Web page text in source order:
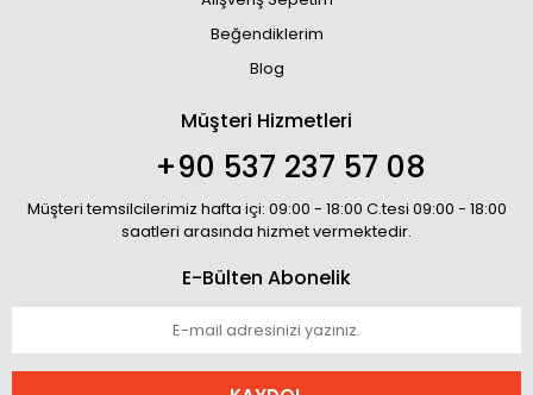
Beğendiklerim
Blog
Müşteri Hizmetleri
+90 537 237 57 08
Müşteri temsilcilerimiz hafta içi: 09:00 - 18:00 C.tesi 09:00 - 18:00
saatleri arasında hizmet vermektedir.
E-Bülten Abonelik